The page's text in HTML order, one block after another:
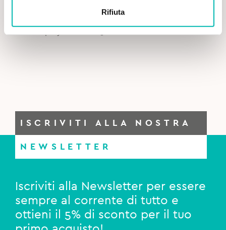
Rifiuta
was:
13,90€.
is:
13,00€.
ISCRIVITI ALLA NOSTRA
NEWSLETTER
Iscriviti alla Newsletter per essere
sempre al corrente di tutto e
ottieni il 5% di sconto per il tuo